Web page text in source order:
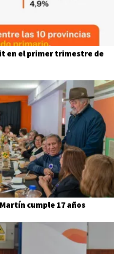
en el primer trimestre de
cumple 17 años